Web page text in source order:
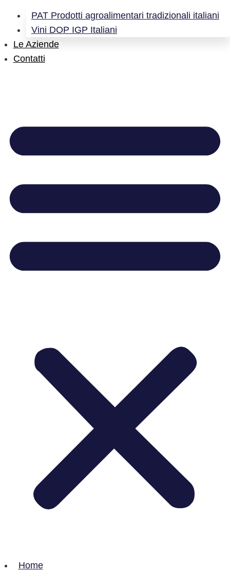
PAT Prodotti agroalimentari tradizionali italiani
Vini DOP IGP Italiani
Le Aziende
Contatti
Home